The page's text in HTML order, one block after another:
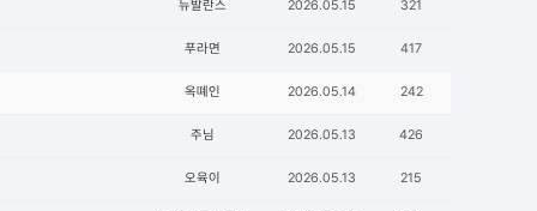
뉴발란스 2026.05.15 321
푸라면 2026.05.15 417
옥뗴인 2026.05.14 242
주님 2026.05.13 426
오육이 2026.05.13 215